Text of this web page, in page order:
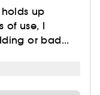
up
of use, I
or bad...